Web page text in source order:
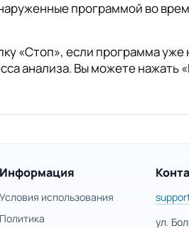
программой во
«Стоп», если программа
анализа. Вы можете нажать
Информация
Условия использования
Политика
ул.